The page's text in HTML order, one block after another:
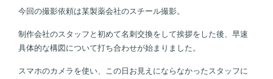
今回の撮影依頼は某製薬会社のスチール撮影。
制作会社のスタッフと初めて名刺交換をして挨拶をした後、早速
具体的な構図について打ち合わせが始まりました。
スマホのカメラを使い、この日お見えにならなかったスタッフに